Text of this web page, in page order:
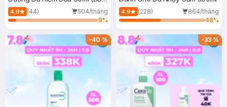
Mới)
4.9 (44)
504/tháng
9%
4.9 (228)
864/tháng
48%
-40% -33%